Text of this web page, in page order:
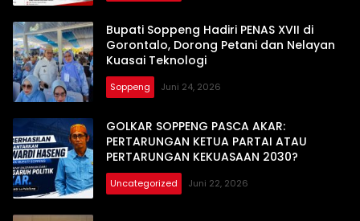
Bupati Soppeng Hadiri PENAS XVII di
Gorontalo, Dorong Petani dan Nelayan
Kuasai Teknologi
Soppeng Juni 24, 2026
GOLKAR SOPPENG PASCA AKAR:
PERTARUNGAN KETUA PARTAI ATAU
PERTARUNGAN KEKUASAAN 2030?
Uncategorized Juni 22, 2026